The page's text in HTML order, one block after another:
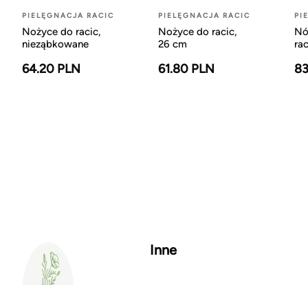
PIELĘGNACJA RACIC
Nożyce do racic,
nieząbkowane
64.20 PLN
PIELĘGNACJA RACIC
Nożyce do racic,
26 cm
61.80 PLN
Inne